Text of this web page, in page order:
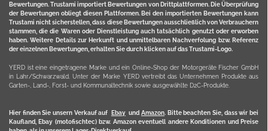
Bewertungen. Trustami importiert Bewertungen von Drittplattformen. Die Überprüfung
der Bewertungen obliegt diesen Plattformen. Bei den importierten Bewertungen kann
Trustami nicht sicherstellen, dass diese Bewertungen ausschließlich von Verbrauchern
stammen, die die Waren oder Dienstleistung auch tatsächlich genutzt oder erworben
haben. Weitere Details zur Herkunft und unmittelbaren Nachverfolung bzw. Referenz
der einzelnen Bewertungen, erhalten Sie durch klicken auf das Trustami-Logo.
YERD ist eine eingetragene Marke und ein Online-Shop der Motorgeräte Fischer GmbH
in Lahr/Schwarzwald. Unter der Marke YERD vertreibt das Unternehmen Produkte aus
Garten-, Land-, Forst- und Kommunaltechnik sowie ausgewählte D2C-Produkte.
Hier finden Sie unsern Verkauf auf Ebayund Amazon. Bitte beachten Sie, dass wir bei
Kaufland, Ebay (motofischtec) bzw. Amazon eventuell andere Konditionen und Preise